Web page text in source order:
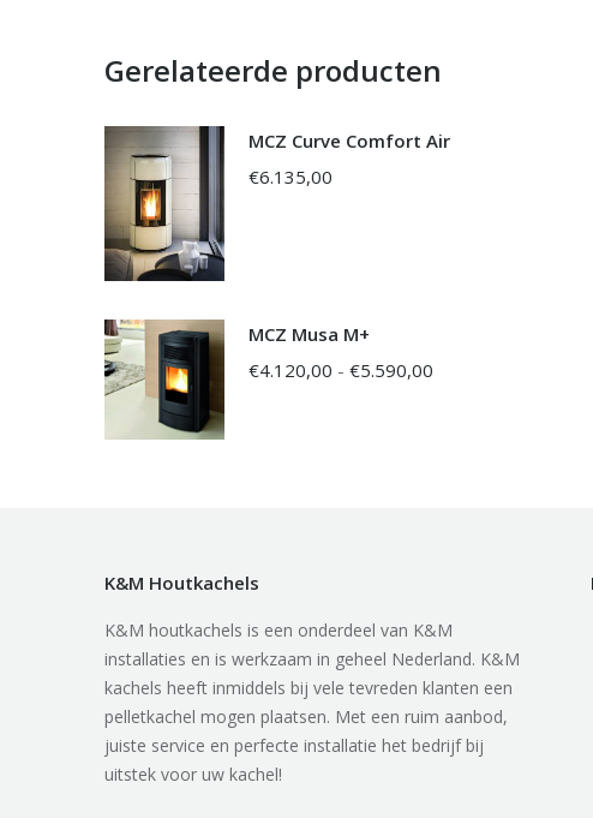
Gerelateerde producten
MCZ Curve Comfort Air
€6.135,00
MCZ Musa M+
€4.120,00 - €5.590,00
K&M Houtkachels
K&M houtkachels is een onderdeel van K&M
installaties en is werkzaam in geheel Nederland. K&M
kachels heeft inmiddels bij vele tevreden klanten een
pelletkachel mogen plaatsen. Met een ruim aanbod,
juiste service en perfecte installatie het bedrijf bij
uitstek voor uw kachel!